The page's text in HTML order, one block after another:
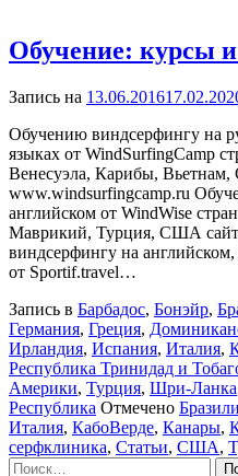
Обучение: курсы
Запись на 13.06.2016
Обучению виндсерфингу на
языках от WindSurfingCamp
Венесуэла, Карибы,
www.windsurfingcamp.ru
английском от WindWise
Маврикий, Турция, США
виндсерфингу на
от Sportif.travel…
Запись в Барбадос, Бонэйр,
Германия, Греция,
Ирландия, Испания, Италия,
Республика Тринидад и
Америки, Турция, Шри-Ланка
Республика Отмечено
Италия, КабоВерде, Канары,
серфклиника, Статьи, США,
Найти: